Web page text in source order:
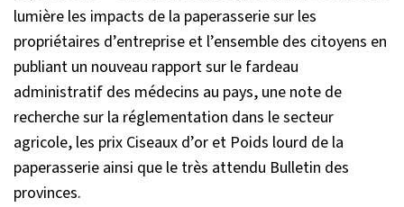
lumière les impacts de la paperasserie sur les
propriétaires d’entreprise et l’ensemble des citoyens en
publiant un nouveau rapport sur le fardeau
administratif des médecins au pays, une note de
recherche sur la réglementation dans le secteur
agricole, les prix Ciseaux d’or et Poids lourd de la
paperasserie ainsi que le très attendu Bulletin des
provinces.